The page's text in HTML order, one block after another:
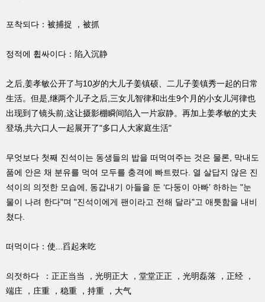
포착되다：被捕捉 ，被抓
정적에 휩싸이다：陷入沉静
之后,姜孝敏公开了与10岁的大儿子姜镇硕、二儿子姜镇秀一起的日常
生活。但是,继两个儿子之后,三女儿智律和出生9个月的小女儿河律也
出现到了镜头前,这让摄影棚瞬间陷入一片寂静。再加上姜孝敏的丈夫
登场,共六口人一起展开了"多口人大家庭生活"
무엇보다 첫째 진석이는 동생들의 밥을 떠먹여주는 것은 물론, 막내도
품에 안은 채 분유를 먹여 모두를 충격에 빠트렸다. 열 살답지 않은 진
석이의 의젓한 모습에, 동갑내기 아들을 둔 ‘다둥이 아빠’ 하하는 "눈
물이 나려 한다"며 "진석이에게 팬이라고 전해 달라"고 애틋함을 내비
쳤다.
떠먹이다：使...舀起来吃
의젓하다 ：正正当当 ，光明正大 ，堂堂正正 ，光明磊落 ，正经 ，
端庄 ，庄重 ，稳重 ，持重 ，大气